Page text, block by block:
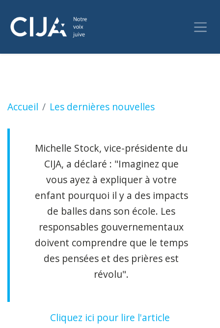
Accueil Les dernières nouvelles
WARMINGTON : L'école juive de Toronto
Michelle Stock, vice-présidente du
CIJA, a déclaré : "Imaginez que
vous ayez à expliquer à votre
enfant pourquoi il y a des impacts
de balles dans son école. Les
responsables gouvernementaux
doivent comprendre que le temps
des pensées et des prières est
révolu".
Cliquez ici pour lire l'article